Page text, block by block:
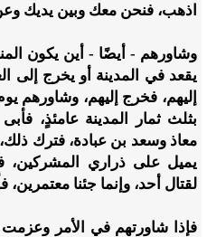
اذهب، فنحن معك وبين يديك
وشاورهم - أيضًا - أين يكون
يقعد في المدينة أو يخرج إلى
إليهم، فخرج إليهم، وشاورهم
بثلث ثمار المدينة عامئذٍ،
معاذ وسعد بن عبادة، فترك
يميل على ذراري المشركين،
لقتال أحد، وإنما جئنا معتمرين،
فإذا شاورتهم في الأمر